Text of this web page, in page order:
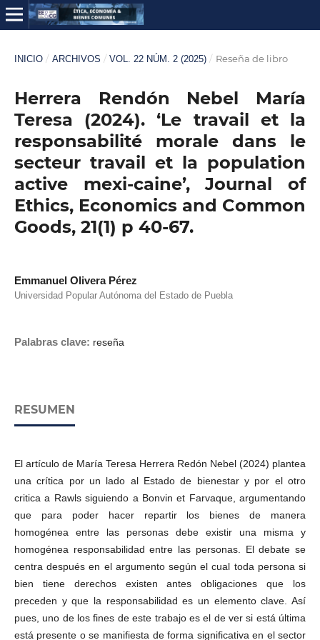
INICIO / ARCHIVOS / VOL. 22 NÚM. 2 (2025) / Reseña de libro
Herrera Rendón Nebel María
Teresa (2024). ‘Le travail et la
responsabilité morale dans le
secteur travail et la population
active mexi-caine’, Journal of
Ethics, Economics and Common
Goods, 21(1) p 40-67.
Emmanuel Olivera Pérez
Universidad Popular Autónoma del Estado de Puebla
Palabras clave: reseña
RESUMEN
El artículo de María Teresa Herrera Redón Nebel (2024) plantea
una crítica por un lado al Estado de bienestar y por el otro
critica a Rawls siguiendo a Bonvin et Farvaque, argumentando
que para poder hacer repartir los bienes de manera
homogénea entre las personas debe existir una misma y
homogénea responsabilidad entre las personas. El debate se
centra después en el argumento según el cual toda persona si
bien tiene derechos existen antes obligaciones que los
preceden y que la responsabilidad es un elemento clave. Así
pues, uno de los fines de este trabajo es el de ver si está última
está presente o se manifiesta de forma significativa en el sector